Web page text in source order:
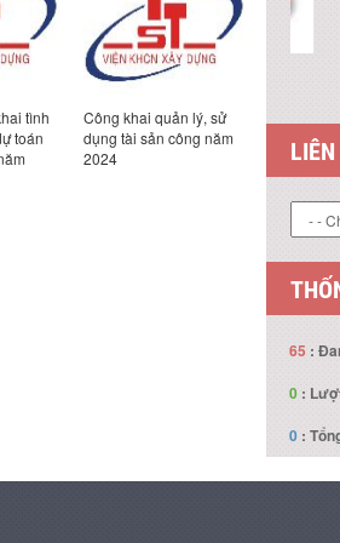
tình
toán
Công khai quản lý, sử
dụng tài sản công năm
2024
toán
2024
65 :
0 :
0: